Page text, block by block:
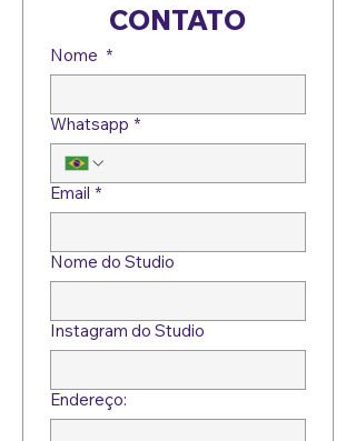
CONTATO
Nome *
Whatsapp *
Email *
Nome do Studio
Instagram do Studio
Endereço: